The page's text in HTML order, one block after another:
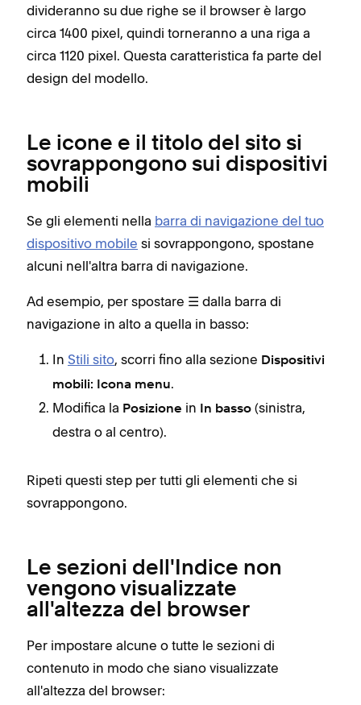
divideranno su due righe se il browser è largo
circa 1400 pixel, quindi torneranno a una riga a
circa 1120 pixel. Questa caratteristica fa parte del
design del modello.
Le icone e il titolo del sito si
sovrappongono sui dispositivi
mobili
Se gli elementi nella barra di navigazione del tuo
dispositivo mobile si sovrappongono, spostane
alcuni nell'altra barra di navigazione.
Ad esempio, per spostare ☰ dalla barra di
navigazione in alto a quella in basso:
In Stili sito, scorri fino alla sezione Dispositivi
mobili: Icona menu.
Modifica la Posizione in In basso (sinistra,
destra o al centro).
Ripeti questi step per tutti gli elementi che si
sovrappongono.
Le sezioni dell'Indice non
vengono visualizzate
all'altezza del browser
Per impostare alcune o tutte le sezioni di
contenuto in modo che siano visualizzate
all'altezza del browser: